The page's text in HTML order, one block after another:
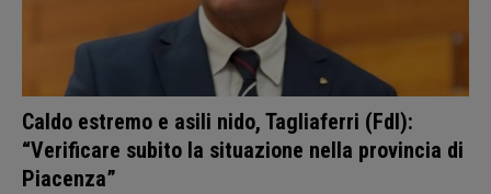
Caldo estremo e asili nido, Tagliaferri (FdI):
“Verificare subito la situazione nella provincia di
Piacenza”